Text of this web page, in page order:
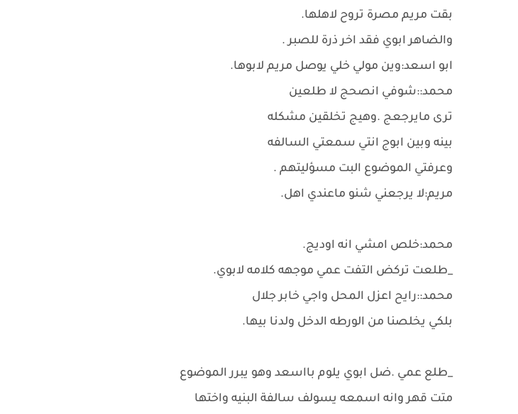
بقت مريم مصرة تروح لاهلها.
والضاهر ابوي فقد اخر ذرة للصبر .
ابو اسعد:وين مولي خلي يوصل مريم لابوها.
محمد::شوفي انصحج لا طلعين
ترى مايرجعج .وهيج تخلقين مشكله
بينه وبين ابوج انتي سمعتي السالفه
وعرفتي الموضوع البت مسؤليتهم .
مريم:لا يرجعني شنو ماعندي اهل.
محمد:خلص امشي انه اوديج.
_طلعت تركض التفت عمي موجهه كلامه لابوي.
محمد::رايح اعزل المحل واجي خابر جلال
بلكي يخلصنا من الورطه الدخل ولدنا بيها.
_طلع عمي .ضل ابوي يلوم بااسعد وهو يبرر الموضوع
متت قهر وانه اسمعه يسولف سالفة البنيه واختها